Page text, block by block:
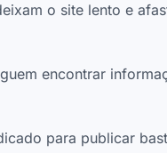
o site lento e
encontrar
para publicar